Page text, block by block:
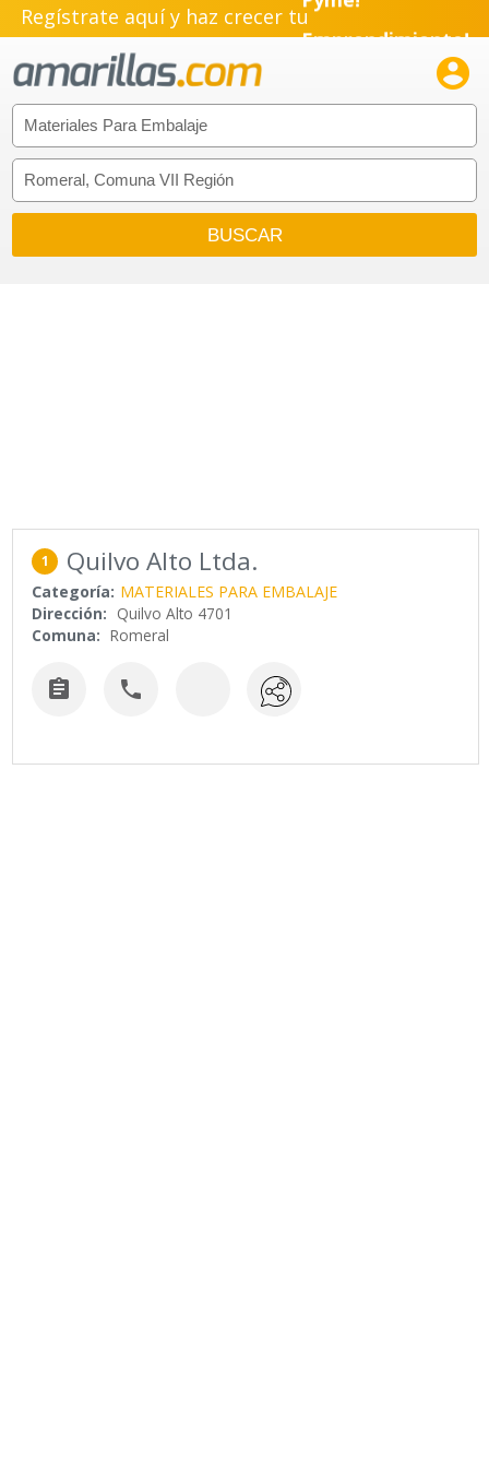
Regístrate aquí y haz crecer tuEmprendimiento!

1 Quilvo Alto Ltda.
Categoría: MATERIALES PARA EMBALAJE
Dirección: Quilvo Alto 4701
Comuna: Romeral
 